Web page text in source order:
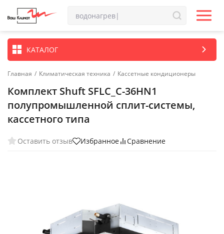
КАТАЛОГ
Главная / Климатическая техника / Кассетные кондиционеры
Комплект Shuft SFLC_C-36HN1
полупромышленной сплит-системы,
кассетного типа
Оставить отзыв Избранное Сравнение